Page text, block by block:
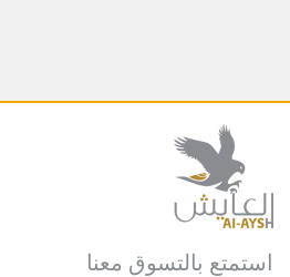
استمتع بالتسوق معنا